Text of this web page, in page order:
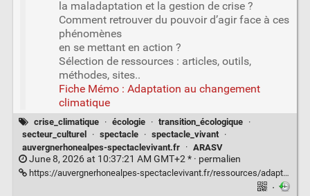
la maladaptation et la gestion de crise ?
Comment retrouver du pouvoir d’agir face à ces
phénomènes
en se mettant en action ?
Sélection de ressources : articles, outils,
méthodes, sites..
Fiche Mémo : Adaptation au changement
climatique
crise_climatique · écologie · transition_écologique ·
secteur_culturel
· spectacle · spectacle_vivant ·
auvergnerhonealpes-spectaclevivant.fr
· ARASV
June 8, 2026 at 10:37:21 AM GMT+2 * · permalien
https://auvergnerhonealpes-spectaclevivant.fr/ressources/adaptation-au-changement-climatique/
·